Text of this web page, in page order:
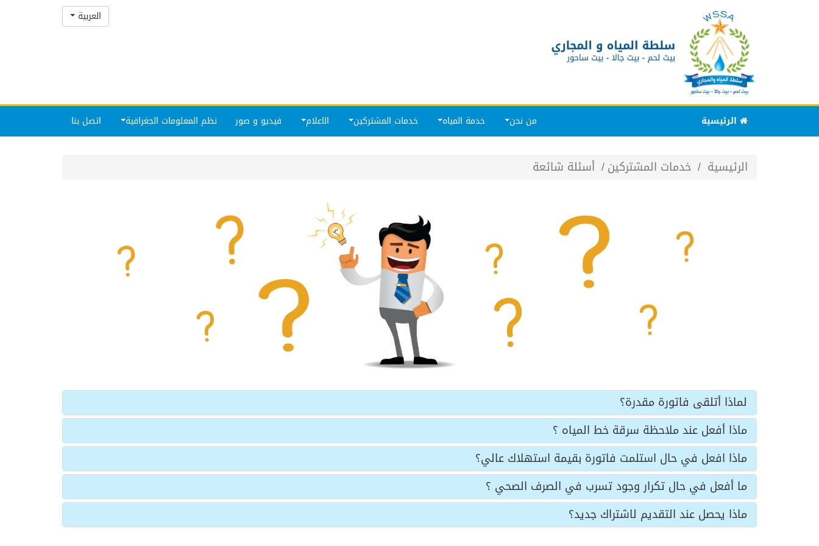
العربية
الرئيسية من نحن خدمة المياه خدمات المشتركين الاعلام فيديو و صور نظم المعلومات الجغرافية اتصل بنا
الرئيسية خدمات المشتركين أسئلة شائعة
لماذا أتلقى فاتورة مقدرة؟
ماذا أفعل عند ملاحظة سرقة خط المياه ؟
ماذا افعل في حال استلمت فاتورة بقيمة استهلاك عالي؟
ما أفعل في حال تكرار وجود تسرب في الصرف الصحي ؟
ماذا يحصل عند التقديم لاشتراك جديد؟